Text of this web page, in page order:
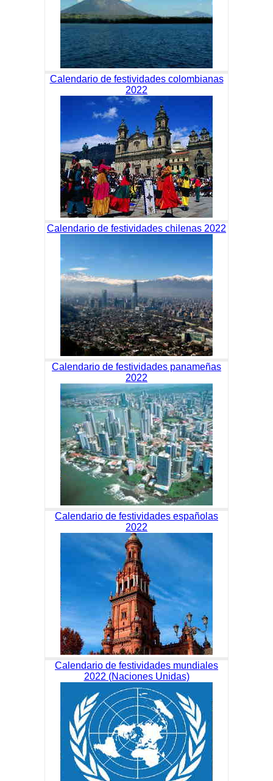
Calendario de festividades colombianas
2022
Calendario de festividades chilenas 2022
Calendario de festividades panameñas
2022
Calendario de festividades españolas
2022
Calendario de festividades mundiales
2022 (Naciones Unidas)